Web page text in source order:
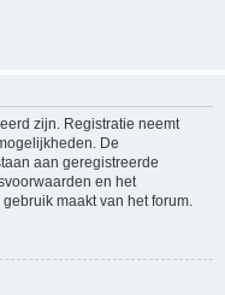
zijn. Registratie neemt
De
aan geregistreerde
en het
maakt van het forum.